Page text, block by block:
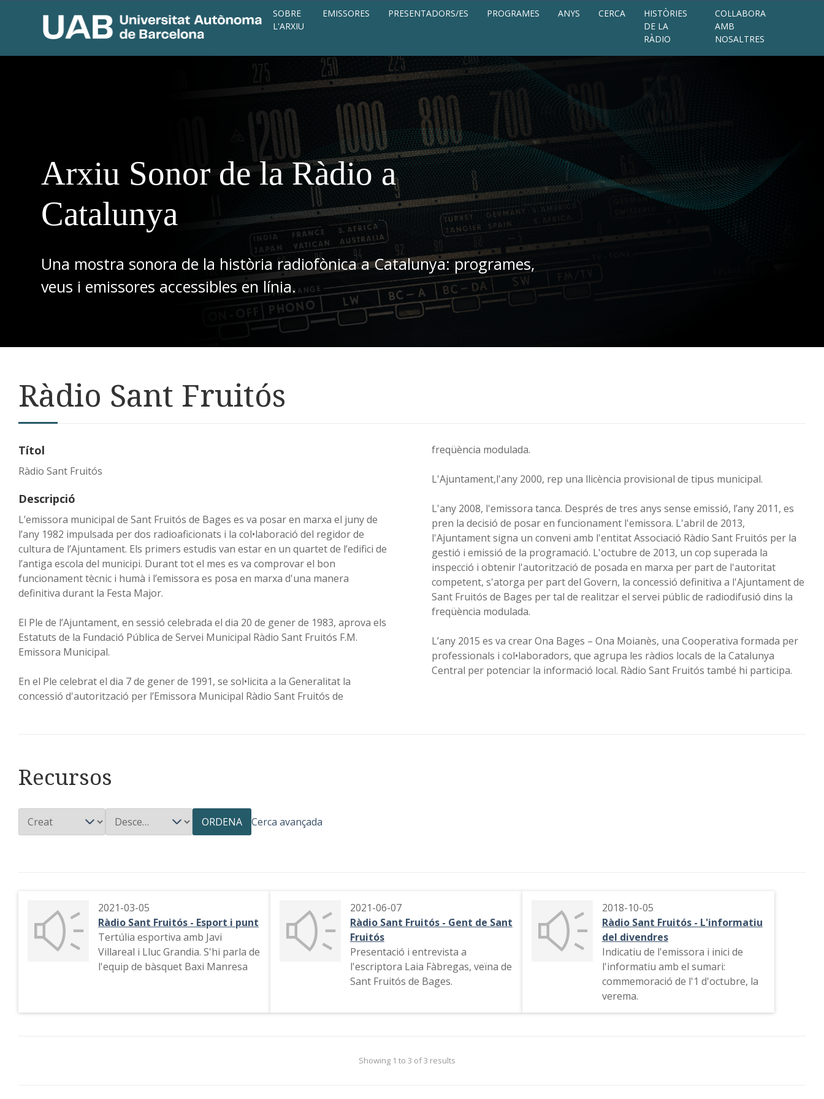
SOBRE
L'ARXIU
EMISSORES PRESENTADORS/ES PROGRAMES ANYS CERCA
HISTÒRIES
DE LA
RÀDIO
COL·LABORA
AMB
NOSALTRES
Arxiu Sonor de la Ràdio a
Catalunya
Una mostra sonora de la història radiofònica a Catalunya: programes,
veus i emissores accessibles en línia.
Ràdio Sant Fruitós
Títol
Ràdio Sant Fruitós
Descripció
L’emissora municipal de Sant Fruitós de Bages es va posar en marxa el juny de
l’any 1982 impulsada per dos radioaficionats i la col•laboració del regidor de
cultura de l’Ajuntament. Els primers estudis van estar en un quartet de l’edifici de
l’antiga escola del municipi. Durant tot el mes es va comprovar el bon
funcionament tècnic i humà i l’emissora es posa en marxa d'una manera
definitiva durant la Festa Major.
El Ple de l’Ajuntament, en sessió celebrada el dia 20 de gener de 1983, aprova els
Estatuts de la Fundació Pública de Servei Municipal Ràdio Sant Fruitós F.M.
Emissora Municipal.
En el Ple celebrat el dia 7 de gener de 1991, se sol•licita a la Generalitat la
concessió d'autorització per l’Emissora Municipal Ràdio Sant Fruitós de
freqüència modulada.
L'Ajuntament,l'any 2000, rep una llicència provisional de tipus municipal.
L'any 2008, l'emissora tanca. Després de tres anys sense emissió, l’any 2011, es
pren la decisió de posar en funcionament l'emissora. L'abril de 2013,
l'Ajuntament signa un conveni amb l'entitat Associació Ràdio Sant Fruitós per la
gestió i emissió de la programació. L'octubre de 2013, un cop superada la
inspecció i obtenir l'autorització de posada en marxa per part de l'autoritat
competent, s'atorga per part del Govern, la concessió definitiva a l'Ajuntament de
Sant Fruitós de Bages per tal de realitzar el servei públic de radiodifusió dins la
freqüència modulada.
L’any 2015 es va crear Ona Bages – Ona Moianès, una Cooperativa formada per
professionals i col•laboradors, que agrupa les ràdios locals de la Catalunya
Central per potenciar la informació local. Ràdio Sant Fruitós també hi participa.
Recursos
ORDENA Cerca avançada
2021-03-05
Ràdio Sant Fruitós - Esport i punt
Tertúlia esportiva amb Javi
Villareal i Lluc Grandia. S'hi parla de
l'equip de bàsquet Baxi Manresa
2021-06-07
Ràdio Sant Fruitós - Gent de Sant
Fruitós
Presentació i entrevista a
l'escriptora Laia Fàbregas, veïna de
Sant Fruitós de Bages.
2018-10-05
Ràdio Sant Fruitós - L'informatiu
del divendres
Indicatiu de l'emissora i inici de
l'informatiu amb el sumari:
commemoració de l'1 d'octubre, la
verema.
Showing 1 to 3 of 3 results